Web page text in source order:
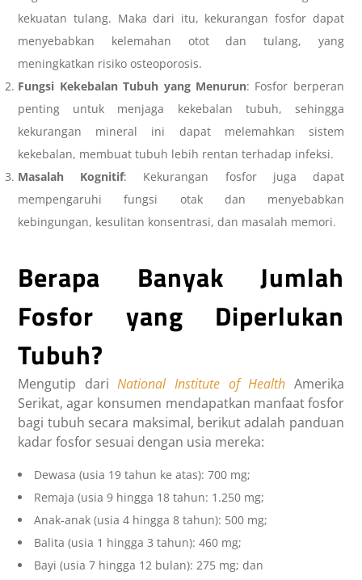
kekuatan tulang. Maka dari itu, kekurangan fosfor dapat
menyebabkan kelemahan otot dan tulang, yang
meningkatkan risiko osteoporosis.
Fungsi Kekebalan Tubuh yang Menurun: Fosfor berperan
penting untuk menjaga kekebalan tubuh, sehingga
kekurangan mineral ini dapat melemahkan sistem
kekebalan, membuat tubuh lebih rentan terhadap infeksi.
Masalah Kognitif: Kekurangan fosforjuga dapat
mempengaruhi fungsi otak dan menyebabkan
kebingungan, kesulitan konsentrasi, dan masalah memori.
Berapa Banyak Jumlah
Fosfor yang Diperlukan
Tubuh?
Mengutip dariNational Institute of Health Amerika
Serikat, agar konsumen mendapatkan manfaat fosfor
bagi tubuh secara maksimal, berikut adalah panduan
kadar fosfor sesuai dengan usia mereka:
Dewasa (usia 19 tahun ke atas): 700 mg;
Remaja (usia 9 hingga 18 tahun: 1.250 mg;
Anak-anak (usia 4 hingga 8 tahun): 500 mg;
Balita (usia 1 hingga 3 tahun): 460 mg;
Bayi (usia 7 hingga 12 bulan): 275 mg; dan